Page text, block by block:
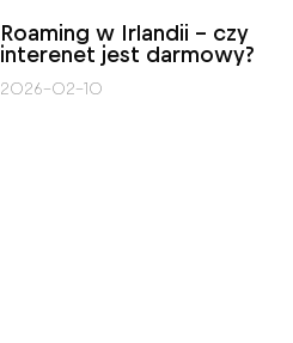
Roaming w Irlandii – czy
interenet jest darmowy?
2026-02-10